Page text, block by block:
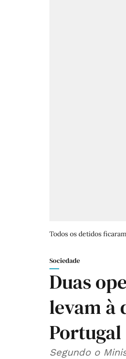
Todos os detidos
Sociedade
Duas
levam à
Portugal
Segundo o